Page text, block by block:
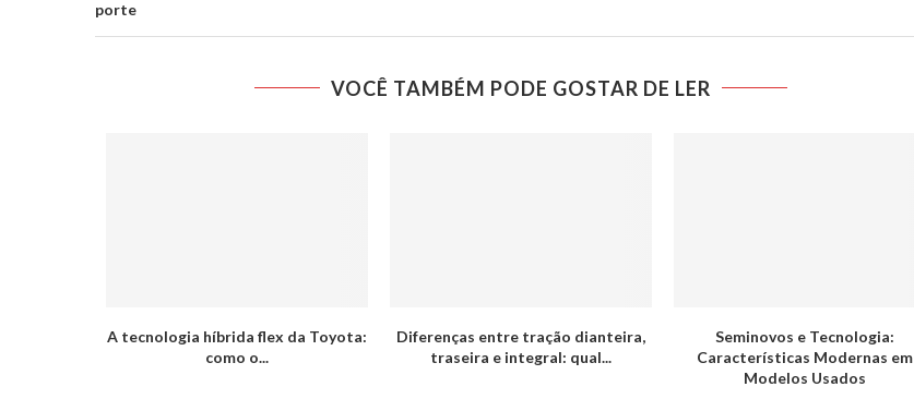
porte
VOCÊ TAMBÉM PODE GOSTAR DE LER
A tecnologia híbrida flex da Toyota:
como o...
Diferenças entre tração dianteira,
traseira e integral: qual...
Seminovos e Tecnologia:
Características Modernas em
Modelos Usados